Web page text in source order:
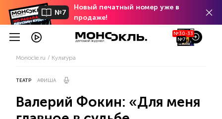
№7
Новый печатный номер уже в
продаже!
№30-33
№7
Monocle.ru Культура
ТЕАТР АФИША
Валерий Фокин: «Для меня